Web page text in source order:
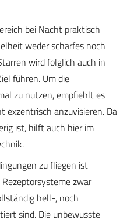
bei Nacht praktisch
weder scharfes noch
wird folglich auch in
führen. Um die
zu nutzen, empfiehlt es
exzentrisch anzuvisieren. Da
ist, hilft auch hier im
zu fliegen ist
zwar
hell-, noch
sind. Die unbewusste